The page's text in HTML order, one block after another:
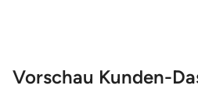
Vorschau Kunden-